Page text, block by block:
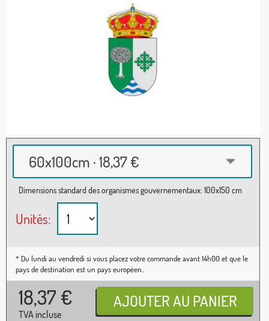
60x100cm · 18,37 €
Dimensions standard des organismes gouvernementaux: 100x150 cm
Unités:
* Du lundi au vendredi si vous placez votre commande avant 14h00 et que le
pays de destination est un pays européen..
18,37 €
TVA incluse